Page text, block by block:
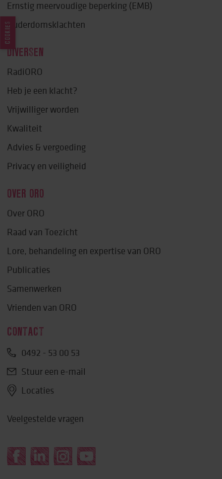
Ernstig meervoudige beperking (EMB)
Ouderdomsklachten
DIVERSEN
RadiORO
Heb je een klacht?
Vrijwilliger worden
Kwaliteit
Advies & vergoeding
Privacy en veiligheid
OVER ORO
Over ORO
Raad van Toezicht
Lore, behandeling en expertise van ORO
Publicaties
Samenwerken
Vrienden van ORO
CONTACT
0492 - 53 00 53
Stuur een e-mail
Locaties
Veelgestelde vragen
COOKIES